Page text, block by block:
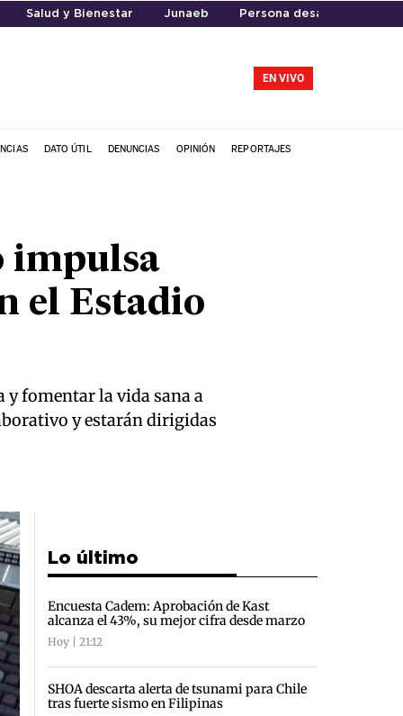
Salud y Bienestar Junaeb Persona desaparecida
EN VIVO
DATO ÚTIL DENUNCIAS OPINIÓN REPORTAJES
impulsa
el Estadio
y fomentar la vida sana a
y estarán dirigidas
Lo último
Encuesta Cadem: Aprobación de Kast
alcanza el 43%, su mejor cifra desde marzo
Hoy | 21:12
SHOA descarta alerta de tsunami para Chile
tras fuerte sismo en Filipinas